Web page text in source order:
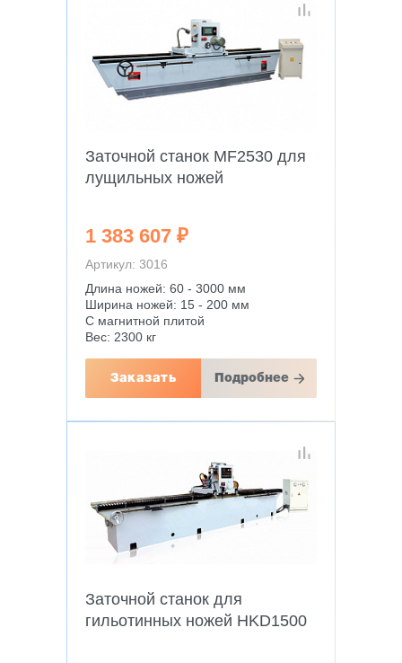
Заточной станок MF2530 для
лущильных ножей
1 383 607 ₽
Артикул: 3016
Длина ножей: 60 - 3000 мм
Ширина ножей: 15 - 200 мм
С магнитной плитой
Вес: 2300 кг
Заказать Подробнее
Заточной станок для
гильотинных ножей HKD1500